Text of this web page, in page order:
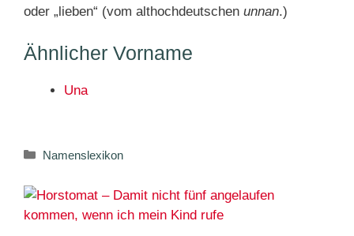
oder „lieben“ (vom althochdeutschen unnan.)
Ähnlicher Vorname
Una
Kategorien
Namenslexikon